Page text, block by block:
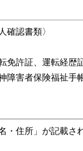
確認書類〉
免許証、運転経
障害者保険福祉手
・住所」が記載さ